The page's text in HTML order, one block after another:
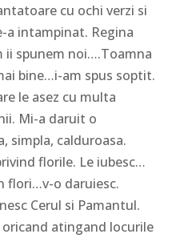
cu ochi verzi si
a intampinat. Regina
ii spunem noi….Toamna
bine…i-am spus soptit.
le asez cu multa
Mi-a daruit o
simpla, calduroasa.
florile. Le iubesc…
flori…v-o daruiesc.
Cerul si Pamantul.
atingand locurile